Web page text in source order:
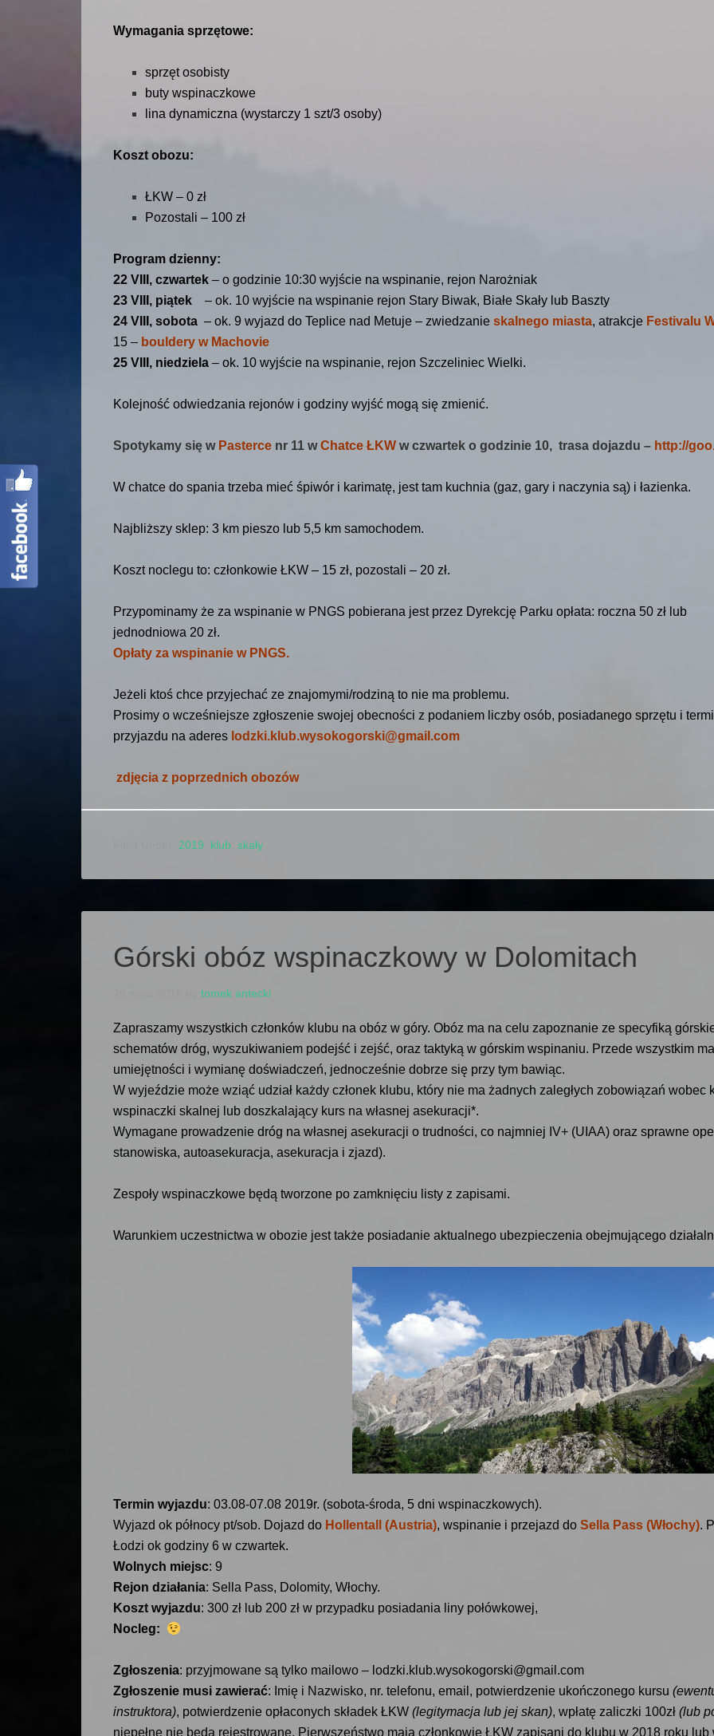
Wymagania sprzętowe:
sprzęt osobisty
buty wspinaczkowe
lina dynamiczna (wystarczy 1 szt/3 osoby)
Koszt obozu:
ŁKW – 0 zł
Pozostali – 100 zł
Program dzienny:
22 VIII, czwartek – o godzinie 10:30 wyjście na wspinanie, rejon Narożniak
23 VIII, piątek – ok. 10 wyjście na wspinanie rejon Stary Biwak, Białe Skały lub Baszty
24 VIII, sobota – ok. 9 wyjazd do Teplice nad Metuje – zwiedzanie skalnego miasta, atrakcje Festivalu
15 – bouldery w Machovie
25 VIII, niedziela – ok. 10 wyjście na wspinanie, rejon Szczeliniec Wielki.
Kolejność odwiedzania rejonów i godziny wyjść mogą się zmienić.
Spotykamy się w Pasterce nr 11 wChatce ŁKW w czwartek o godzinie 10, trasa dojazdu – http://
W chatce do spania trzeba mieć śpiwór i karimatę, jest tam kuchnia (gaz, gary i naczynia są) i łazienka.
Najbliższy sklep: 3 km pieszo lub 5,5 km samochodem.
Koszt noclegu to: członkowie ŁKW – 15 zł, pozostali – 20 zł.
Przypominamy że za wspinanie w PNGS pobierana jest przez Dyrekcję Parku opłata: roczna 50 zł lub
jednodniowa 20 zł.
Opłaty za wspinanie w PNGS.
Jeżeli ktoś chce przyjechać ze znajomymi/rodziną to nie ma problemu.
Prosimy o wcześniejsze zgłoszenie swojej obecności z podaniem liczby osób, posiadanego sprzętu i
przyjazdu na aderes lodzki.klub.wysokogorski@gmail.com
zdjęcia z poprzednich obozów
2019 klub skały
Górski obóz wspinaczkowy w Dolomitach
tomek antecki
Zapraszamy wszystkich członków klubu na obóz w góry. Obóz ma na celu zapoznanie ze specyfiką
schematów dróg, wyszukiwaniem podejść i zejść, oraz taktyką w górskim wspinaniu. Przede wszystkim
umiejętności i wymianę doświadczeń, jednocześnie dobrze się przy tym bawiąc.
W wyjeździe może wziąć udział każdy członek klubu, który nie ma żadnych zaległych zobowiązań wobec
wspinaczki skalnej lub doszkalający kurs na własnej asekuracji*.
Wymagane prowadzenie dróg na własnej asekuracji o trudności, co najmniej IV+ (UIAA) oraz sprawne
stanowiska, autoasekuracja, asekuracja i zjazd).
Zespoły wspinaczkowe będą tworzone po zamknięciu listy z zapisami.
Warunkiem uczestnictwa w obozie jest także posiadanie aktualnego ubezpieczenia obejmującego
Termin wyjazdu: 03.08-07.08 2019r. (sobota-środa, 5 dni wspinaczkowych).
Wyjazd ok północy pt/sob. Dojazd do Hollentall (Austria), wspinanie i przejazd do Sella Pass (Włochy).
Łodzi ok godziny 6 w czwartek.
Wolnych miejsc: 9
Rejon działania: Sella Pass, Dolomity, Włochy.
Koszt wyjazdu: 300 zł lub 200 zł w przypadku posiadania liny połówkowej,
Nocleg:
Zgłoszenia: przyjmowane są tylko mailowo – lodzki.klub.wysokogorski@gmail.com
Zgłoszenie musi zawierać: Imię i Nazwisko, nr. telefonu, email, potwierdzenie ukończonego kursu
instruktora), potwierdzenie opłaconych składek ŁKW (legitymacja lub jej skan), wpłatę zaliczki 100zł (lub
niepełne nie będą rejestrowane. Pierwszeństwo mają członkowie ŁKW zapisani do klubu w 2018 roku lub